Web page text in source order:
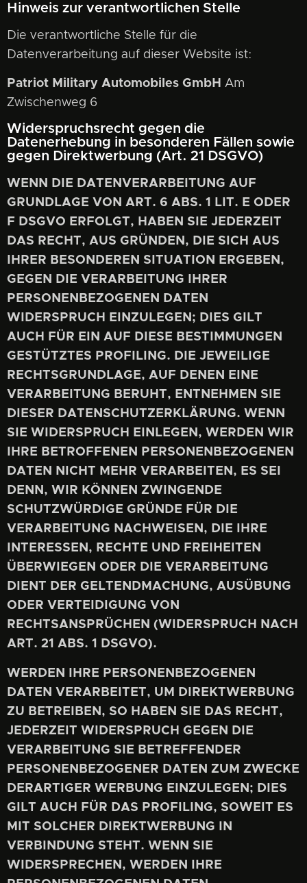
Hinweis zur verantwortlichen Stelle
Die verantwortliche Stelle für die
Datenverarbeitung auf dieser Website ist:
Patriot Military Automobiles GmbH Am
Zwischenweg 6
Widerspruchsrecht gegen die
Datenerhebung in besonderen Fällen sowie
gegen Direktwerbung (Art. 21 DSGVO)
WENN DIE DATENVERARBEITUNG AUF
GRUNDLAGE VON ART. 6 ABS. 1 LIT. E ODER
F DSGVO ERFOLGT, HABEN SIE JEDERZEIT
DAS RECHT, AUS GRÜNDEN, DIE SICH AUS
IHRER BESONDEREN SITUATION ERGEBEN,
GEGEN DIE VERARBEITUNG IHRER
PERSONENBEZOGENEN DATEN
WIDERSPRUCH EINZULEGEN; DIES GILT
AUCH FÜR EIN AUF DIESE BESTIMMUNGEN
GESTÜTZTES PROFILING. DIE JEWEILIGE
RECHTSGRUNDLAGE, AUF DENEN EINE
VERARBEITUNG BERUHT, ENTNEHMEN SIE
DIESER DATENSCHUTZERKLÄRUNG. WENN
SIE WIDERSPRUCH EINLEGEN, WERDEN WIR
IHRE BETROFFENEN PERSONENBEZOGENEN
DATEN NICHT MEHR VERARBEITEN, ES SEI
DENN, WIR KÖNNEN ZWINGENDE
SCHUTZWÜRDIGE GRÜNDE FÜR DIE
VERARBEITUNG NACHWEISEN, DIE IHRE
INTERESSEN, RECHTE UND FREIHEITEN
ÜBERWIEGEN ODER DIE VERARBEITUNG
DIENT DER GELTENDMACHUNG, AUSÜBUNG
ODER VERTEIDIGUNG VON
RECHTSANSPRÜCHEN (WIDERSPRUCH NACH
ART. 21 ABS. 1 DSGVO).
WERDEN IHRE PERSONENBEZOGENEN
DATEN VERARBEITET, UM DIREKTWERBUNG
ZU BETREIBEN, SO HABEN SIE DAS RECHT,
JEDERZEIT WIDERSPRUCH GEGEN DIE
VERARBEITUNG SIE BETREFFENDER
PERSONENBEZOGENER DATEN ZUM ZWECKE
DERARTIGER WERBUNG EINZULEGEN; DIES
GILT AUCH FÜR DAS PROFILING, SOWEIT ES
MIT SOLCHER DIREKTWERBUNG IN
VERBINDUNG STEHT. WENN SIE
WIDERSPRECHEN, WERDEN IHRE